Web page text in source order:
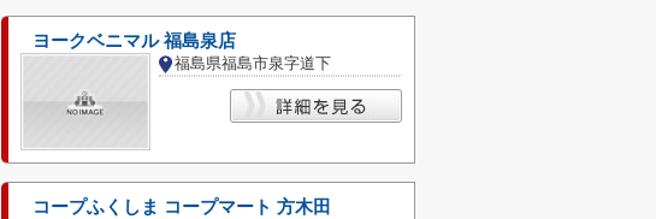
ヨークベニマル 福島泉店
福島県福島市泉字道下
コープふくしま コープマート 方木田